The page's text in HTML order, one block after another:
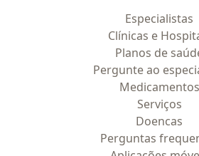
Especialistas
Clínicas e
Planos de
Pergunte ao
Medicamentos
Serviços
Doencas
Perguntas